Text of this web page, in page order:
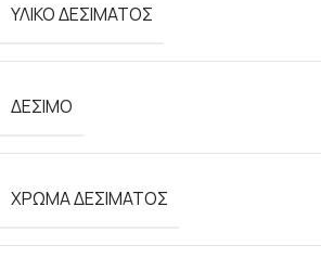
ΥΛΙΚΟ ΔΕΣΙΜΑΤΟΣ
ΔΕΣΙΜΟ
ΧΡΩΜΑ ΔΕΣΙΜΑΤΟΣ